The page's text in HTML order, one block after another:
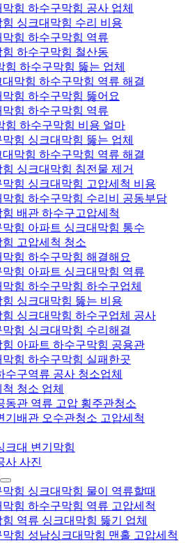
힘 하수구막힘 공사 업체
싱크대막힘 수리 비용
힘 하수구막힘 역류
하수구막힘 철산동
힘 하수구막힘 뚫는 업체
막힘 하수구막힘 역류 해결
힘 하수구막힘 뚫어요
힘 하수구막힘 역류
힘 하수구막힘 비용 얼마
힘 싱크대막힘 뚫는 업체
막힘 하수구막힘 역류 해결
싱크대막힘 침전물 제거
힘 싱크대막힘 고압세척 비용
힘 하수구막힘 수리비 공동부담
배관 하수구고압세척
힘 아파트 싱크대막힘 통수
고압세척 청소
힘 하수구막힘 해결해요
힘 아파트 싱크대막힘 역류
힘 하수구막힘 하수구업체
싱크대막힘 뚫는 비용
싱크대막힘 하수구업체 공사
힘 싱크대막힘 수리해결
아파트 하수구막힘 공용관
힘 하수구막힘 실패한곳
수구역류 공사 청소업체
청소 업체
동관 역류 고압 횡주관청소
기배관 오수관청소 고압세척
크대 변기막힘
사 사진
힘 싱크대막힘 물이 역류할때
힘 하수구막힘 역류 고압세척
역류 싱크대막힘 뚫기 업체
힘 성남싱크대막힘 맨홀 고압세척